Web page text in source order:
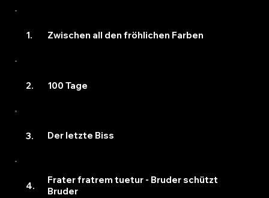
1. Zwischen all den fröhlichen Farben
2. 100 Tage
3. Der letzte Biss
4.
Frater fratrem tuetur - Bruder schützt
Bruder